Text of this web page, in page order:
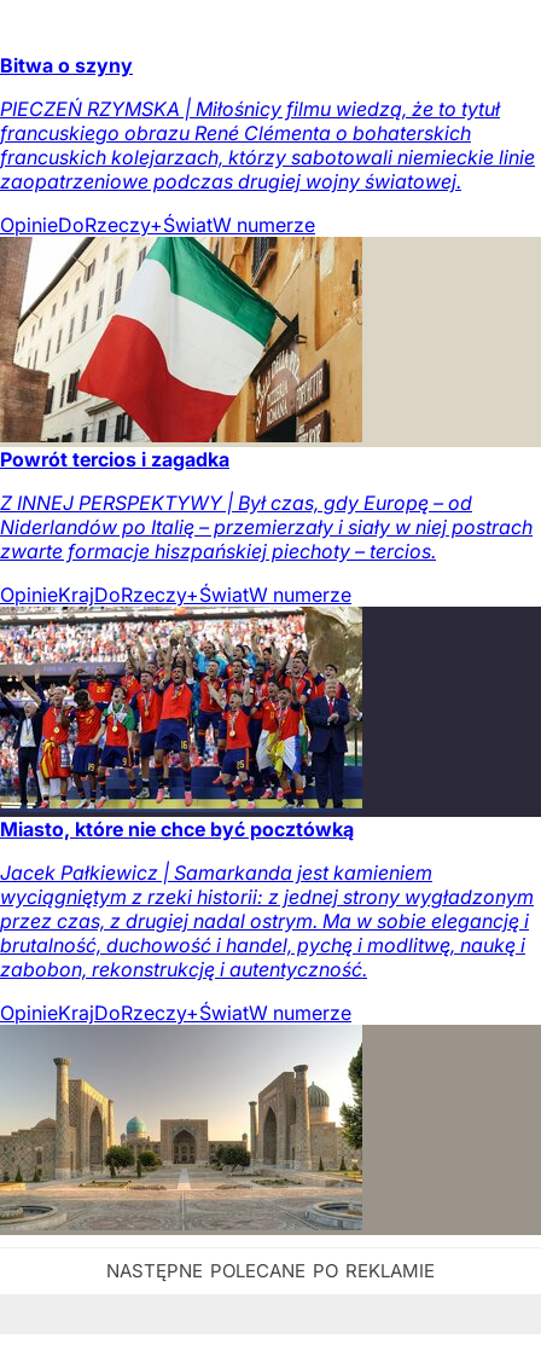
Bitwa o szyny
PIECZEŃ RZYMSKA | Miłośnicy filmu wiedzą, że to tytuł
francuskiego obrazu René Clémenta o bohaterskich
francuskich kolejarzach, którzy sabotowali niemieckie linie
zaopatrzeniowe podczas drugiej wojny światowej.
OpinieDoRzeczy+ŚwiatW numerze
Powrót tercios i zagadka
Z INNEJ PERSPEKTYWY | Był czas, gdy Europę – od
Niderlandów po Italię – przemierzały i siały w niej postrach
zwarte formacje hiszpańskiej piechoty – tercios.
OpinieKrajDoRzeczy+ŚwiatW numerze
Miasto, które nie chce być pocztówką
Jacek Pałkiewicz | Samarkanda jest kamieniem
wyciągniętym z rzeki historii: z jednej strony wygładzonym
przez czas, z drugiej nadal ostrym. Ma w sobie elegancję i
brutalność, duchowość i handel, pychę i modlitwę, naukę i
zabobon, rekonstrukcję i autentyczność.
OpinieKrajDoRzeczy+ŚwiatW numerze